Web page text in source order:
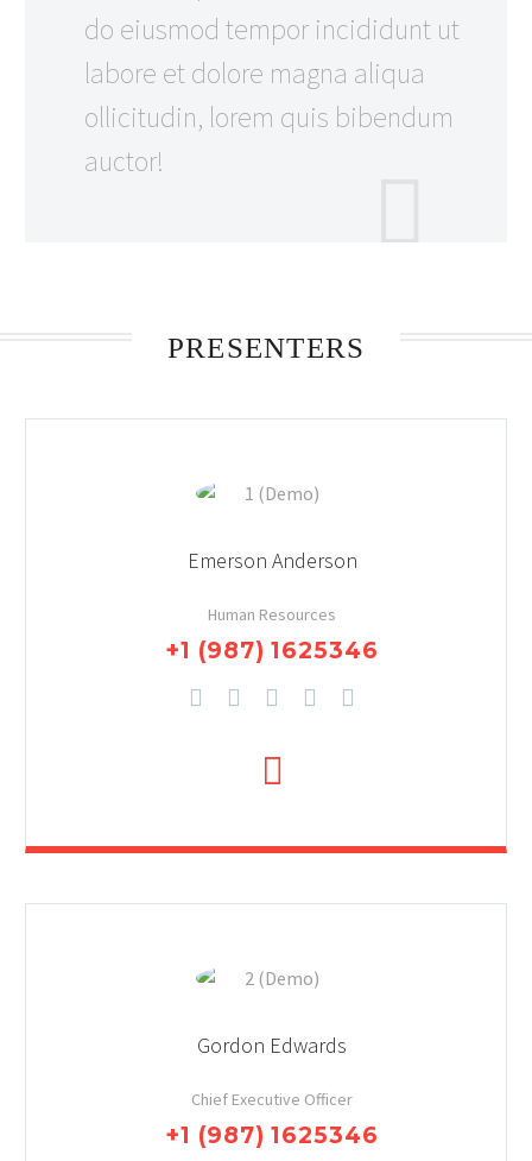
do eiusmod tempor incididunt ut
labore et dolore magna aliqua
ollicitudin, lorem quis bibendum
auctor!
PRESENTERS
Emerson Anderson
Human Resources
+1 (987) 1625346
Gordon Edwards
Chief Executive Officer
+1 (987) 1625346